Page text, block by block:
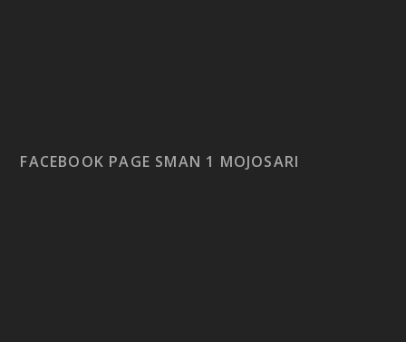
FACEBOOK PAGE SMAN 1 MOJOSARI